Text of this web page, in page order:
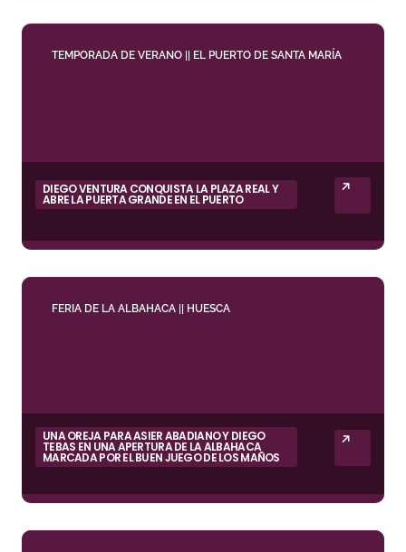
TEMPORADA DE VERANO || EL PUERTO DE SANTA MARÍA
DIEGO VENTURA CONQUISTA LA PLAZA REAL Y
ABRE LA PUERTA GRANDE EN EL PUERTO
FERIA DE LA ALBAHACA || HUESCA
UNA OREJA PARA ASIER ABADIANO Y DIEGO
TEBAS EN UNA APERTURA DE LA ALBAHACA
MARCADA POR EL BUEN JUEGO DE LOS MAÑOS